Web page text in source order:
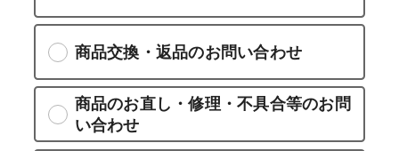
商品交換・返品のお問い合わせ
商品のお直し・修理・不具合等のお問
い合わせ